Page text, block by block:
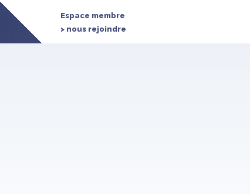
Espace membre
> nous rejoindre